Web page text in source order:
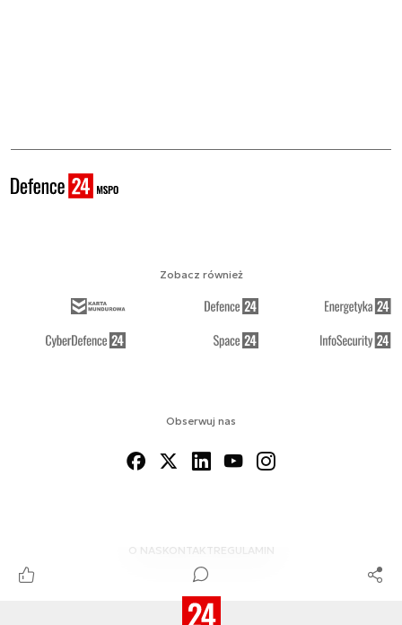
Obserwuj nas
O NAS KONTAKTREGULAMIN
Zobacz również